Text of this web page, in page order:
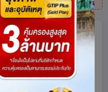
สายการบินส